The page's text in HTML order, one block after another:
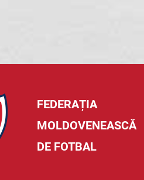
FEDERAȚIA
MOLDOVENEASCĂ
DE FOTBAL